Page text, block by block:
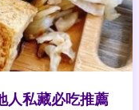
人私藏必吃推薦